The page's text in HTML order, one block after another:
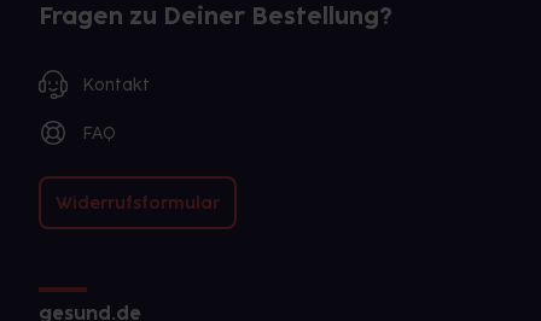
Fragen zu Deiner Bestellung?
Kontakt
FAQ
Widerrufsformular
gesund.de